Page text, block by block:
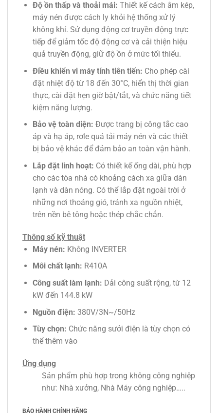
Độ ồn thấp và thoải mái: Thiết kế cách âm kép,
máy nén được cách ly khỏi hệ thống xử lý
không khí. Sử dụng động cơ truyền động trực
tiếp để giảm tốc độ động cơ và cải thiện hiệu
quả truyền động, giữ độ ồn ở mức tối thiểu.
Điều khiển vi máy tính tiên tiến: Cho phép cài
đặt nhiệt độ từ 18 đến 30°C, hiển thị thời gian
thực, cài đặt hẹn giờ bật/tắt, và chức năng tiết
kiệm năng lượng.
Bảo vệ toàn diện: Được trang bị công tắc cao
áp và hạ áp, rơle quá tải máy nén và các thiết
bị bảo vệ khác để đảm bảo an toàn vận hành.
Lắp đặt linh hoạt: Có thiết kế ống dài, phù hợp
cho các tòa nhà có khoảng cách xa giữa dàn
lạnh và dàn nóng. Có thể lắp đặt ngoài trời ở
những nơi thoáng gió, tránh xa nguồn nhiệt,
trên nền bê tông hoặc thép chắc chắn.
Thông số kỹ thuật
Máy nén: Không INVERTER
Môi chất lạnh: R410A
Công suất làm lạnh: Dải công suất rộng, từ 12
kW đến 144.8 kW
Nguồn điện: 380V/3N~/50Hz
Tùy chọn: Chức năng sưởi điện là tùy chọn có
thể thêm vào
Ứng dụng
Sản phẩm phù hợp trong không công nghiệp
như: Nhà xưởng, Nhà Máy công nghiệp…..
BẢO HÀNH CHÍNH HÃNG